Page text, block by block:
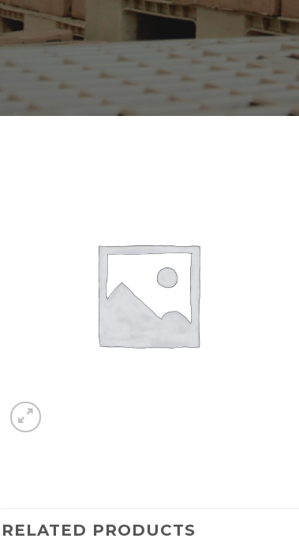
RELATED PRODUCTS